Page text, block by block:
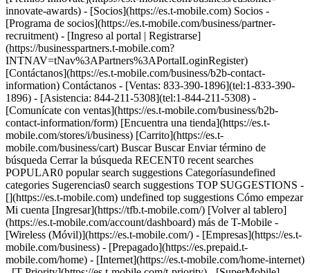
innovate-awards) - [Socios](https://es.t-mobile.com) Socios -
[Programa de socios](https://es.t-mobile.com/business/partner-
recruitment) - [Ingreso al portal | Registrarse]
(https://businesspartners.t-mobile.com?
INTNAV=tNav%3APartners%3APortalLoginRegister)
[Contáctanos](https://es.t-mobile.com/business/b2b-contact-
information) Contáctanos - [Ventas: 833-390-1896](tel:1-833-390-
1896) - [Asistencia: 844-211-5308](tel:1-844-211-5308) -
[Comunícate con ventas](https://es.t-mobile.com/business/b2b-
contact-information/form) [Encuentra una tienda](https://es.t-
mobile.com/stores/i/business) [Carrito](https://es.t-
mobile.com/business/cart) Buscar Buscar Enviar término de
búsqueda Cerrar la búsqueda RECENT0 recent searches
POPULAR0 popular search suggestions Categoríasundefined
categories Sugerencias0 search suggestions TOP SUGGESTIONS -
[](https://es.t-mobile.com) undefined top suggestions Cómo empezar
Mi cuenta [Ingresar](https://tfb.t-mobile.com/) [Volver al tablero]
(https://es.t-mobile.com/account/dashboard) más de T-Mobile -
[Wireless (Móvil)](https://es.t-mobile.com/) - [Empresas](https://es.t-
mobile.com/business) - [Prepagado](https://es.prepaid.t-
mobile.com/home) - [Internet](https://es.t-mobile.com/home-internet)